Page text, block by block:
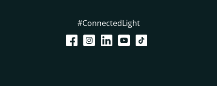
#ConnectedLight